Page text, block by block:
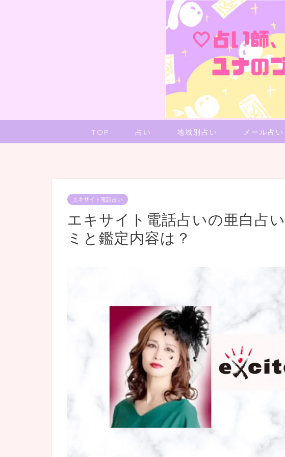
TOP 占い 地域別占い メール占い
エキサイト電話占い
エキサイト電話占いの亜白占
ミと鑑定内容は？